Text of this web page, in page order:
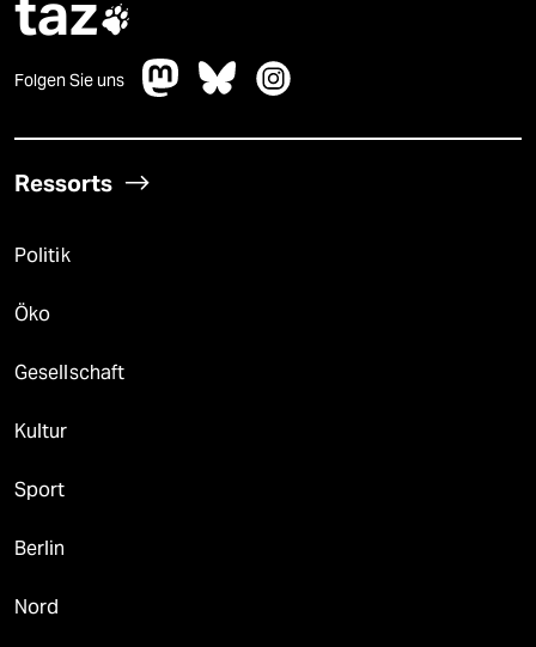

Folgen Sie uns
Ressorts
Politik
Öko
Gesellschaft
Kultur
Sport
Berlin
Nord